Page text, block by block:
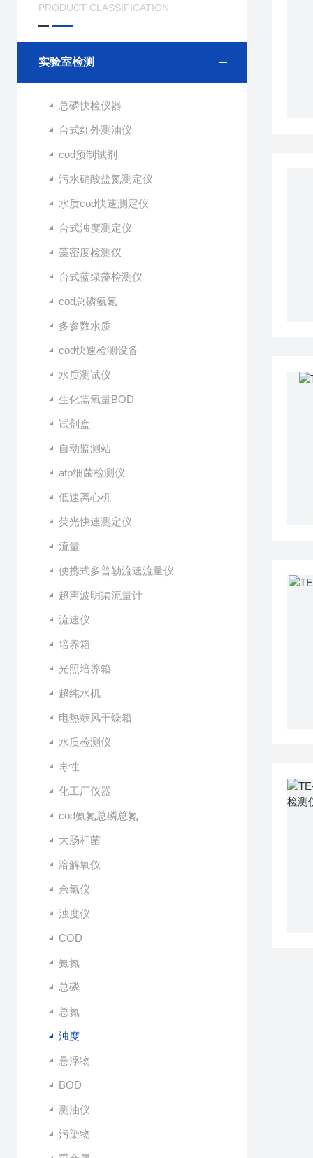
PRODUCT CLASSIFICATION
实验室检测
总磷快检仪器
台式红外测油仪
cod预制试剂
污水硝酸盐氮测定仪
水质cod快速测定仪
台式浊度测定仪
藻密度检测仪
台式蓝绿藻检测仪
cod总磷氨氮
多参数水质
cod快速检测设备
水质测试仪
生化需氧量BOD
试剂盒
自动监测站
atp细菌检测仪
低速离心机
荧光快速测定仪
流量
便携式多普勒流速流量仪
超声波明渠流量计
流速仪
培养箱
光照培养箱
超纯水机
电热鼓风干燥箱
水质检测仪
毒性
化工厂仪器
cod氨氮总磷总氮
大肠杆菌
溶解氧仪
余氯仪
浊度仪
COD
氨氮
总磷
总氮
浊度
悬浮物
BOD
测油仪
污染物